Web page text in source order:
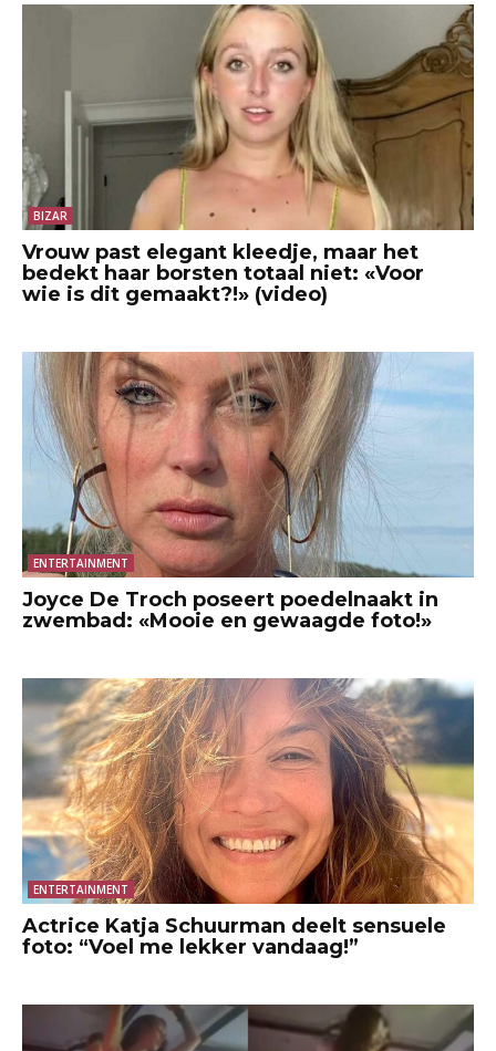
BIZAR
Vrouw past elegant kleedje, maar het
bedekt haar borsten totaal niet: «Voor
wie is dit gemaakt?!» (video)
ENTERTAINMENT
Joyce De Troch poseert poedelnaakt in
zwembad: «Mooie en gewaagde foto!»
ENTERTAINMENT
Actrice Katja Schuurman deelt sensuele
foto: “Voel me lekker vandaag!”